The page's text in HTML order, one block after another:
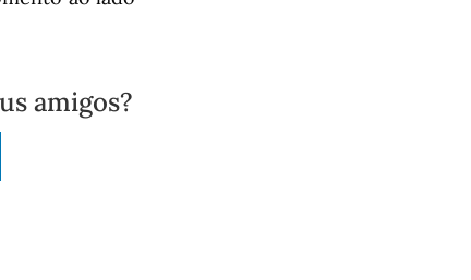
amigos?